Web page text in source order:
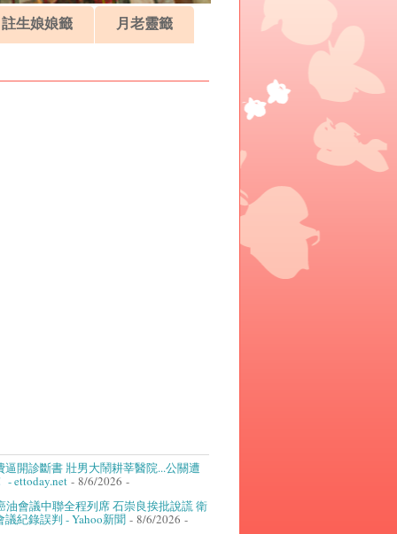
註生娘娘籤 月老靈籤
逼開診斷書 壯男大鬧耕莘醫院...公關遭
- ettoday.net - 8/6/2026 -
油會議中聯全程列席 石崇良挨批說謊 衛
議紀錄誤判 - Yahoo新聞 - 8/6/2026 -